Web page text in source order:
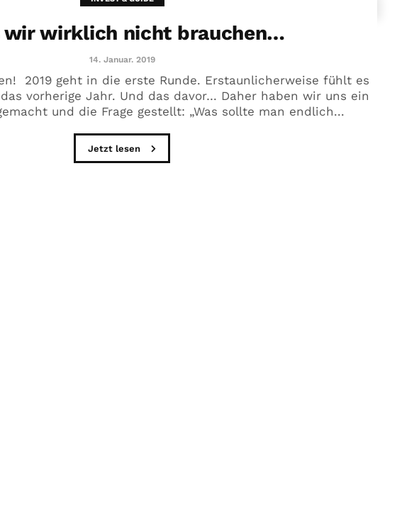
wir wirklich nicht brauchen…
14. Januar. 2019
2019 geht in die erste Runde. Erstaunlicherweise fühlt es
vorherige Jahr. Und das davor… Daher haben wir uns ein
und die Frage gestellt: „Was sollte man endlich...
Jetzt lesen